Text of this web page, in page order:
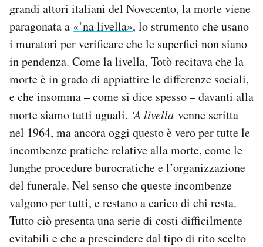
AREA PERSONALE
Area Personale
Notifiche mobile
Regala il Post
Hai bisogno di aiuto?
Esci
grandi attori italiani del Novecento, la morte viene
paragonata a «’na livella», lo strumento che usano
i muratori per verificare che le superfici non siano
in pendenza. Come la livella, Totò recitava che la
morte è in grado di appiattire le differenze sociali,
e che insomma – come si dice spesso – davanti alla
morte siamo tutti uguali. ‘A livella venne scritta
nel 1964, ma ancora oggi questo è vero per tutte le
incombenze pratiche relative alla morte, come le
lunghe procedure burocratiche e l’organizzazione
del funerale. Nel senso che queste incombenze
valgono per tutti, e restano a carico di chi resta.
Tutto ciò presenta una serie di costi difficilmente
evitabili e che a prescindere dal tipo di rito scelto